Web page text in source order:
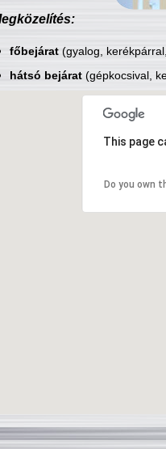
főbejárat(gyalog,
hátsó bejárat(gépkocsival,
This page
Do you own